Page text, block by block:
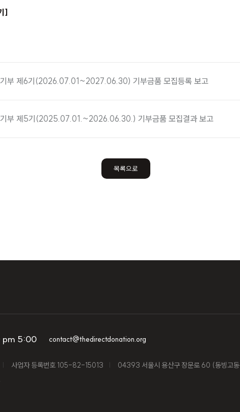
]
부 제6기(2026.07.01~2027.06.30) 기부금품 모집등록 보고
부 제5기(2025.07.01.~2026.06.30.) 기부금품 모집결과 보고
목록으로
pm 5:00 contact@thedirectdonation.org
사업자 등록번호 105-82-15013
04393 서울시 용산구 장문로 60 (동빙고